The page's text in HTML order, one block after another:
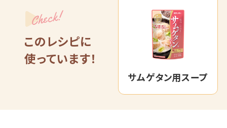
Check!
このレシピに
使っています！
サムゲタン用スープ